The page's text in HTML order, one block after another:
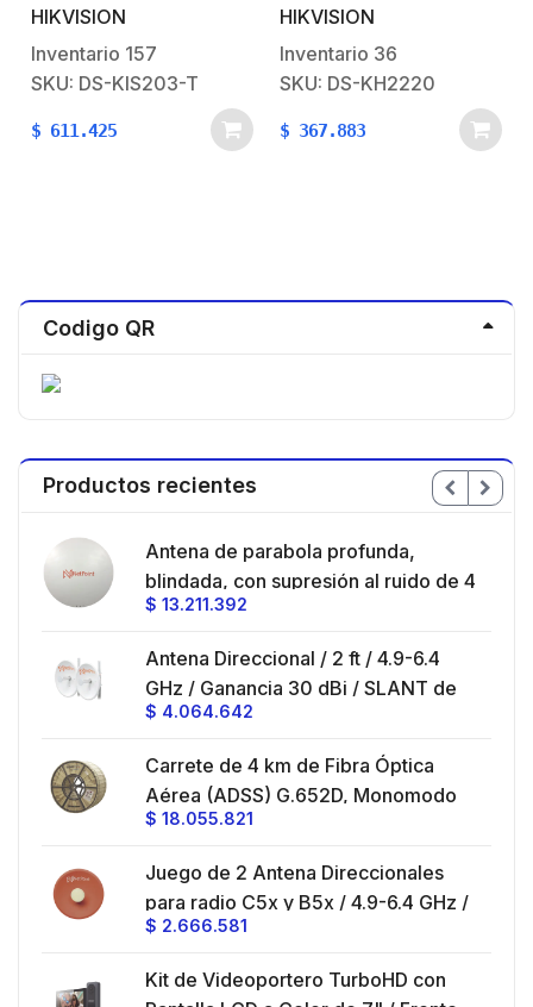
LCD a Color de 7″ /
Frente de Calle para
Exterior IP65
HIKVISION
Inventario 157
SKU: DS-KIS203-T
$ 611.425
Análogo DS-KIS202 /
DS-KIS203
HIKVISION
Inventario 36
SKU: DS-KH2220
$ 367.883
Codigo QR
Productos recientes
Antena de parabola profunda,
blindada, con supresión al ruido de 4
ft, 5.9-7.2 GHz, Ganancia 36 dBi con
hasta 80 km, Conectores N-hembra,
montaje con alineación milimétrica.
$ 13.211.392
Antena Direccional / 2 ft / 4.9-6.4
GHz / Ganancia 30 dBi / SLANT de
45 ° y 90 ° / Conector N-Hembra /
$ 4.064.642
Carrete de 4 km de Fibra Óptica
Aérea (ADSS) G.652D, Monomodo
de 24 Hilos, Exterior, Span 200,
$ 18.055.821
Juego de 2 Antena Direccionales
para radio C5x y B5x / 4.9-6.4 GHz /
Ganancia 27 dBi / Montaje incluido.
$ 2.666.581
Kit de Videoportero TurboHD con